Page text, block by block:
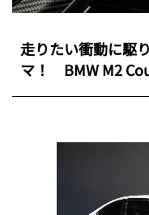
走りたい衝動に駆
マ！ BMW M2